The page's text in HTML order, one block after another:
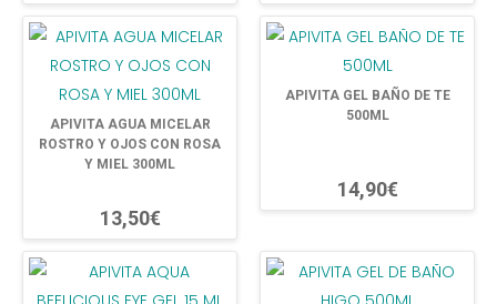
APIVITA AGUA MICELAR
ROSTRO Y OJOS CON ROSA
Y MIEL 300ML
13,50€
APIVITA GEL BAÑO DE TE
500ML
14,90€